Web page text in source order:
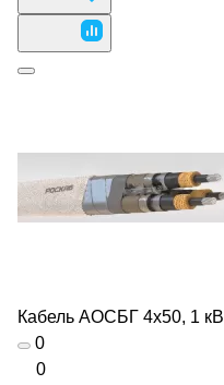
Кабель АОСБГ 4х50, 1 кВ
0
0